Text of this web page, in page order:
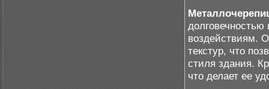
воздействиям.
текстур, что
стиля здания.
что делает ее